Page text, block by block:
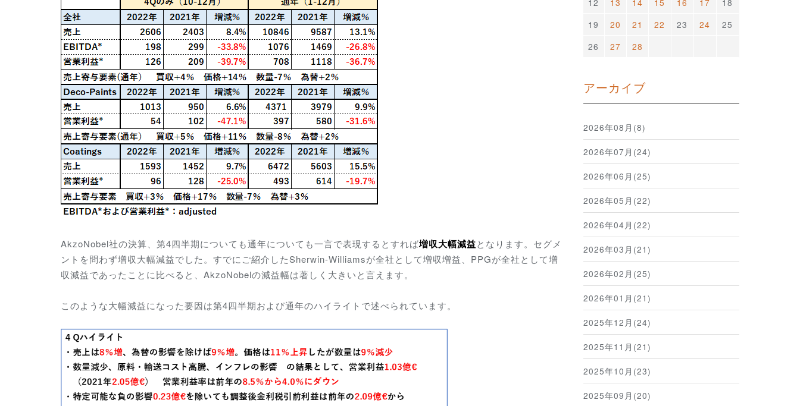
AkzoNobel社の決算、第4四半期についても通年についても一言で表現するとすれば増収大幅減益となります。セグメ
ントを問わず増収大幅減益でした。すでにご紹介したSherwin-Williamsが全社として増収増益、PPGが全社として増
収減益であったことに比べると、AkzoNobelの減益幅は著しく大きいと言えます。
このような大幅減益になった要因は第4四半期および通年のハイライトで述べられています。
19
20 21 22 23 24
25
26
27 28
アーカイブ
2026年08月(8)
2026年07月(24)
2026年06月(25)
2026年05月(22)
2026年04月(22)
2026年03月(21)
2026年02月(25)
2026年01月(21)
2025年12月(24)
2025年11月(21)
2025年10月(23)
2025年09月(20)